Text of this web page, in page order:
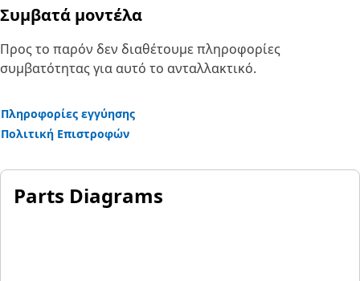
Συμβατά μοντέλα
Προς το παρόν δεν διαθέτουμε πληροφορίες
συμβατότητας για αυτό το ανταλλακτικό.
Πληροφορίες εγγύησης
Πολιτική Επιστροφών
Parts Diagrams